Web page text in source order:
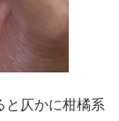
と仄かに柑橘系